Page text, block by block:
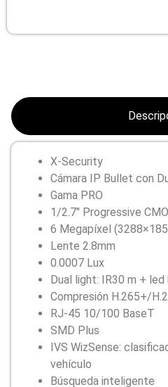
X-Security
Cámara IP Bullet con
Gama PRO
1/2.7″ Progressive
6 Megapíxel
Lente 2.8mm
0.0007 Lux
Dual light: IR30 m +
Compresión H.265+/
RJ-45 10/100 BaseT
SMD Plus
IVS WizSense:
vehículo
Búsqueda inteligente